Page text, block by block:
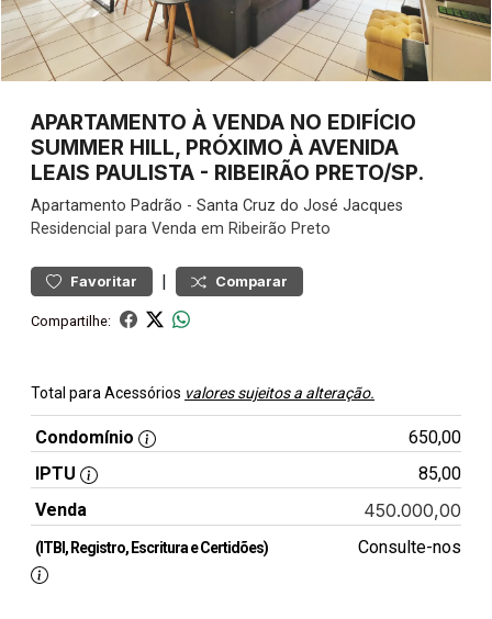
APARTAMENTO À VENDA NO EDIFÍCIO
SUMMER HILL, PRÓXIMO À AVENIDA
LEAIS PAULISTA - RIBEIRÃO PRETO/SP.
Apartamento Padrão - Santa Cruz do José Jacques
Residencial para Venda em Ribeirão Preto
Favoritar | Comparar
Compartilhe:
Total para Acessórios valores sujeitos a alteração.
Condomínio
650,00
IPTU
85,00
Venda
450.000,00
(ITBI, Registro, Escritura e Certidões) Consulte-nos